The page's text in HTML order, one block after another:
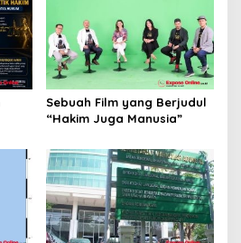
Sebuah Film yang Berjudul
“Hakim Juga Manusia”